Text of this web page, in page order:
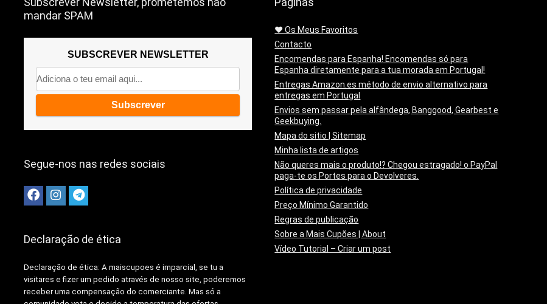
mandar SPAM
SUBSCREVER NEWSLETTER
Segue-nos nas redes sociais
Declaração de ética
Declaração de ética: Amaiscupoes é imparcial, se tu a
visitares e fizer um pedido através de nosso site, poderemos
receber uma compensação do comerciante. Mas só a
❤️ Os Meus Favoritos
Contacto
Encomendas para Espanha! Encomendas só para
Espanha diretamente para a tua morada em Portugal!
Entregas Amazon.es método de envio alternativo para
entregas em Portugal
Envios sem passar pela alfândega, Banggood, Gearbest e
Geekbuying.
Mapa do sitio | Sitemap
Minha lista de artigos
Não queres mais o produto!? Chegou estragado! o PayPal
paga-te os Portes para o Devolveres.
Política de privacidade
Preço Mínimo Garantido
Regras de publicação
Sobre a Mais Cupões | About
Vídeo Tutorial – Criar um post